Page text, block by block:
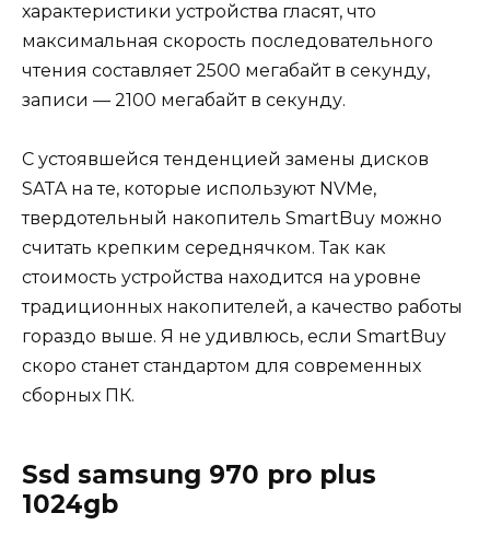
характеристики устройства гласят, что
максимальная скорость последовательного
чтения составляет 2500 мегабайт в секунду,
записи — 2100 мегабайт в секунду.
С устоявшейся тенденцией замены дисков
SATA на те, которые используют NVMe,
твердотельный накопитель SmartBuy можно
считать крепким середнячком. Так как
стоимость устройства находится на уровне
традиционных накопителей, а качество работы
гораздо выше. Я не удивлюсь, если SmartBuy
скоро станет стандартом для современных
сборных ПК.
Ssd samsung 970 pro plus
1024gb